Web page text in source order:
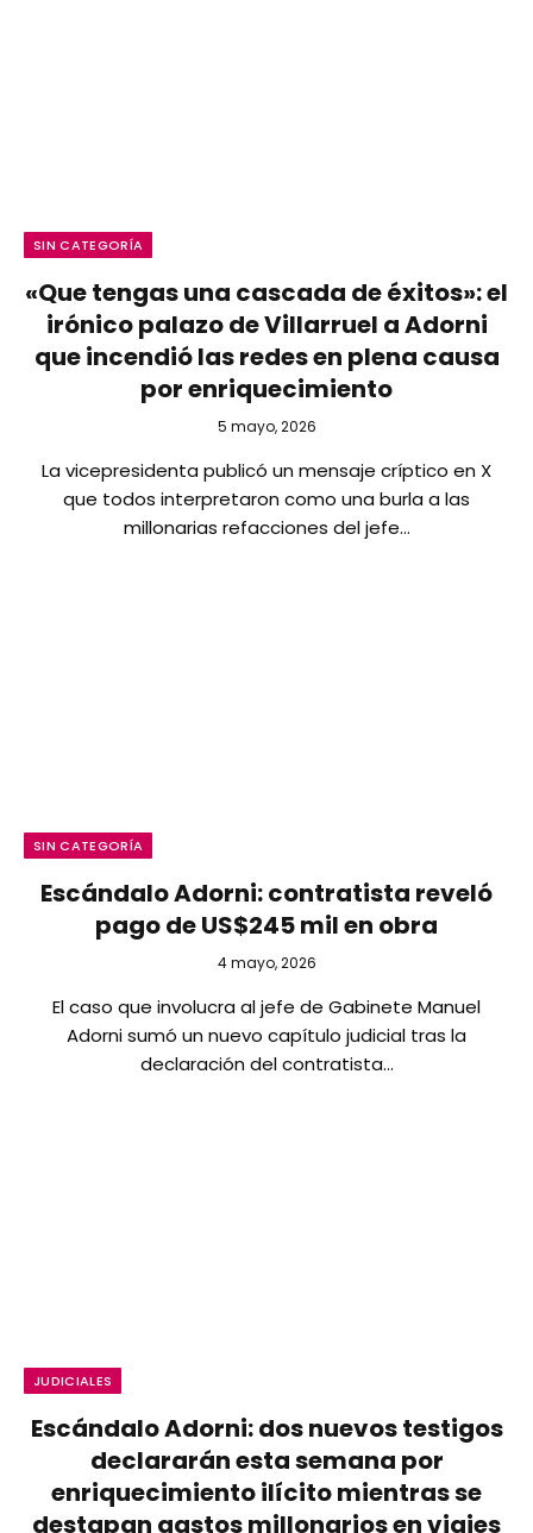
SIN CATEGORÍA
«Que tengas una cascada de éxitos»: el
irónico palazo de Villarruel a Adorni
que incendió las redes en plena causa
por enriquecimiento
5 mayo, 2026
La vicepresidenta publicó un mensaje críptico en X
que todos interpretaron como una burla a las
millonarias refacciones del jefe…
SIN CATEGORÍA
Escándalo Adorni: contratista reveló
pago de US$245 mil en obra
4 mayo, 2026
El caso que involucra al jefe de Gabinete Manuel
Adorni sumó un nuevo capítulo judicial tras la
declaración del contratista…
JUDICIALES
Escándalo Adorni: dos nuevos testigos
declararán esta semana por
enriquecimiento ilícito mientras se
destapan gastos millonarios en viajes